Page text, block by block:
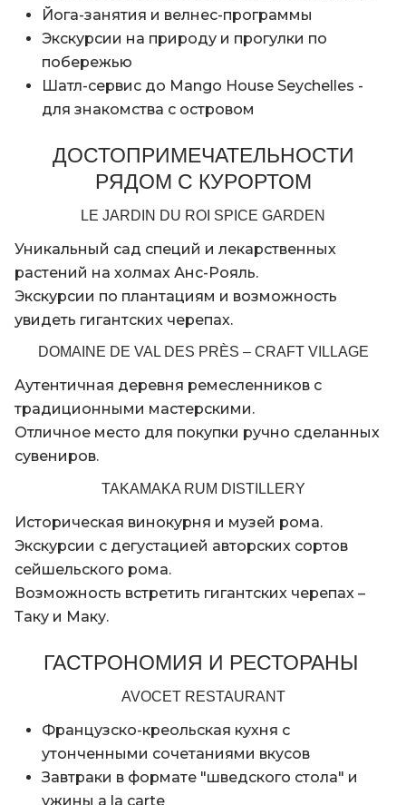
Йога-занятия и велнес-программы
Экскурсии на природу и прогулки по
побережью
Шатл-сервис до Mango House Seychelles -
для знакомства с островом
ДОСТОПРИМЕЧАТЕЛЬНОСТИ
РЯДОМ С КУРОРТОМ
LE JARDIN DU ROI SPICE GARDEN
Уникальный сад специй и лекарственных
растений на холмах Анс-Рояль.
Экскурсии по плантациям и возможность
увидеть гигантских черепах.
DOMAINE DE VAL DES PRÈS – CRAFT VILLAGE
Аутентичная деревня ремесленников с
традиционными мастерскими.
Отличное место для покупки ручно сделанных
сувениров.
TAKAMAKA RUM DISTILLERY
Историческая винокурня и музей рома.
Экскурсии с дегустацией авторских сортов
сейшельского рома.
Возможность встретить гигантских черепах –
Таку и Маку.
ГАСТРОНОМИЯ И РЕСТОРАНЫ
AVOCET RESTAURANT
Французско-креольская кухня с
утонченными сочетаниями вкусов
Завтраки в формате "шведского стола" и
ужины a la carte